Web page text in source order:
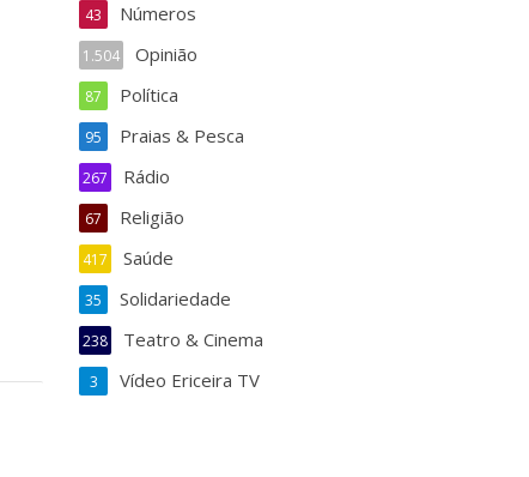
Números
43
Opinião
1.504
Política
87
Praias & Pesca
95
Rádio
267
Religião
67
Saúde
417
Solidariedade
35
Teatro & Cinema
238
Vídeo Ericeira TV
3